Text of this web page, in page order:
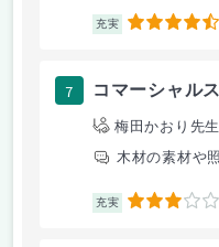
充実 4.5
7 コマーシャル
梅田かおり先生
木材の素材や
充実 3